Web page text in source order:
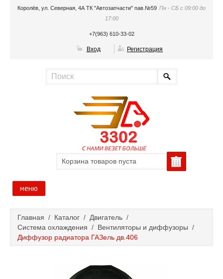
Королёв, ул. Северная, 4А ТК "Автозапчасти" пав.№59 Пн - СБ с 09:00 до
17:00
+7(963) 610-33-02
Вход Регистрация
Корзина товаров пуста
меню
Каталог
Главная / Каталог / Двигатель /
Система охлаждения / Вентиляторы и диффузоры /
Диффузор радиатора ГАЗель дв.406